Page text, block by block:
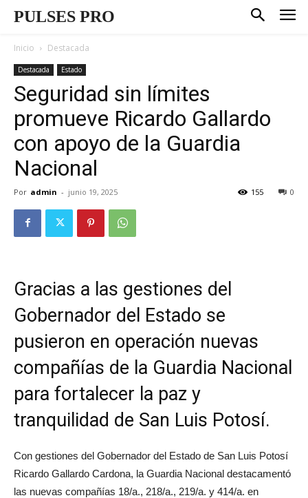
PULSES PRO
Inicio Destacada
Destacada Estado
Seguridad sin límites
promueve Ricardo Gallardo
con apoyo de la Guardia
Nacional
Por admin - junio 19, 2025 0
155
Gracias a las gestiones del
Gobernador del Estado se
pusieron en operación nuevas
compañías de la Guardia Nacional
para fortalecer la paz y
tranquilidad de San Luis Potosí.
Con gestiones del Gobernador del Estado de San Luis Potosí
Ricardo Gallardo Cardona, la Guardia Nacional destacamentó
las nuevas compañías 18/a., 218/a., 219/a. y 414/a. en